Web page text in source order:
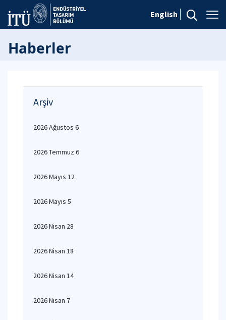
English
Haberler
Arşiv
2026 Ağustos 6
2026 Temmuz 6
2026 Mayıs 12
2026 Mayıs 5
2026 Nisan 28
2026 Nisan 18
2026 Nisan 14
2026 Nisan 7